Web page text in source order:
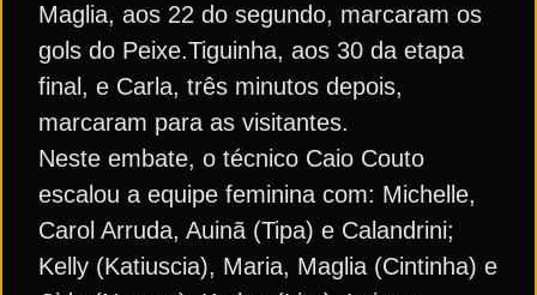
Maglia, aos 22 do segundo, marcaram os
gols do Peixe.Tiguinha, aos 30 da etapa
final, e Carla, três minutos depois,
marcaram para as visitantes.
Neste embate, o técnico Caio Couto
escalou a equipe feminina com: Michelle,
Carol Arruda, Auinã (Tipa) e Calandrini;
Kelly (Katiuscia), Maria, Maglia (Cintinha) e